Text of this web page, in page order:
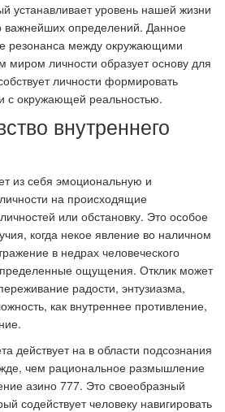
устанавливает уровень нашей жизни
важнейших определений. Данное
резонанса между окружающими
миром личности образует основу для
личности формировать
с окружающей реальностью.
внутреннего
из себя эмоциональную и
на происходящие
или обстановку. Это особое
когда некое явление во наличном
в недрах человеческого
ощущения. Отклик может
радости, энтузиазма,
как внутреннее противление,
действует на в области подсознания
чем рациональное размышление
азино 777. Это своеобразный
содействует человеку навигировать